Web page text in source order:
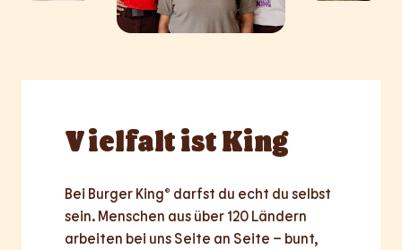
Vielfaltist King
Bei Burger King® darfst du echt du selbst
sein. Menschen aus über 120 Ländern
arbeiten bei uns Seite an Seite – bunt,